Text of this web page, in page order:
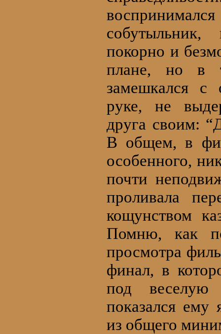
покорно и
плане, но в
замешкался с
руке, не
друга своим:
В общем, в
особенного,
почти
проливала
кощунством
Помню, как
просмотра
финал, в
под веселую
показался
из общего